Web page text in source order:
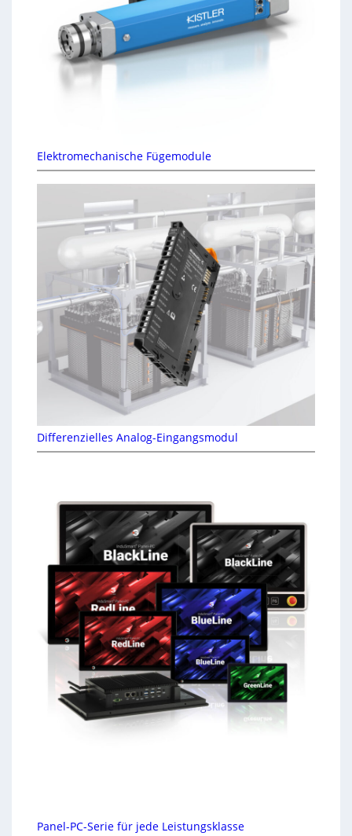
Elektromechanische Fügemodule
Differenzielles Analog-Eingangsmodul
Panel-PC-Serie für jede Leistungsklasse